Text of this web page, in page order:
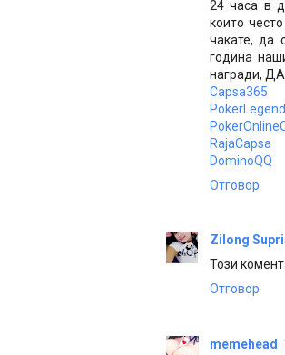
24 часа в
които
чакате, да
година
награди,
Capsa365
RajaCapsa
DominoQQ
Отговор
Zilong
Този
Отговор
memehead